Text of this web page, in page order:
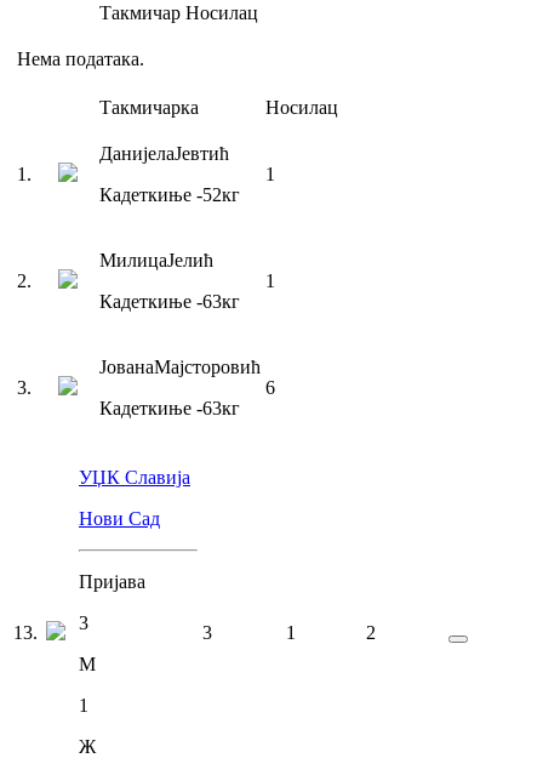
Такмичар Носилац
Нема података.
Такмичарка Носилац
1 .
ДанијелаЈевтић
Кадеткиње -52кг
1
2.
МилицаЈелић
Кадеткиње -63кг
1
3.
ЈованаМајсторовић
Кадеткиње -63кг
6
13.
УЏК Славија
Нови Сад
Пријава
3
М
1
Ж
3 1 2